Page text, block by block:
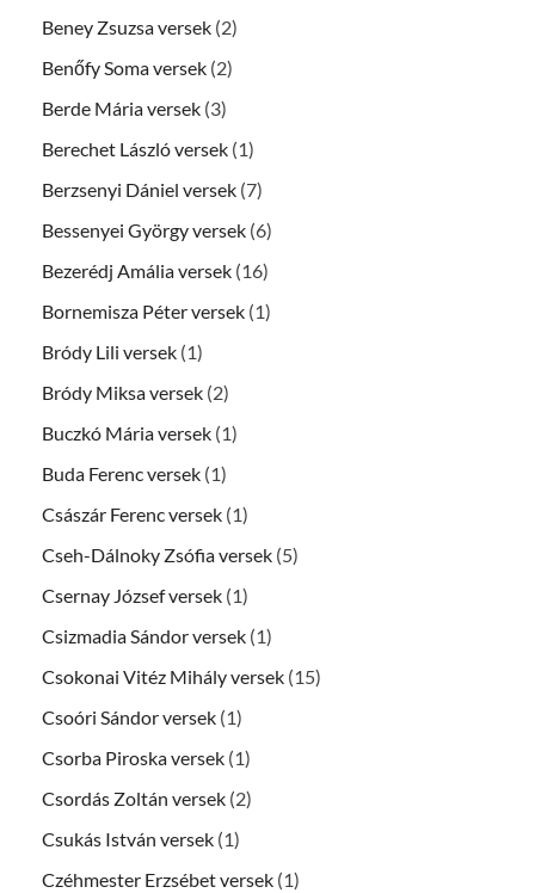
Beney Zsuzsa versek (2)
Benőfy Soma versek (2)
Berde Mária versek (3)
Berechet László versek (1)
Berzsenyi Dániel versek (7)
Bessenyei György versek (6)
Bezerédj Amália versek (16)
Bornemisza Péter versek (1)
Bródy Lili versek (1)
Bródy Miksa versek (2)
Buczkó Mária versek (1)
Buda Ferenc versek (1)
Császár Ferenc versek (1)
Cseh-Dálnoky Zsófia versek (5)
Csernay József versek (1)
Csizmadia Sándor versek (1)
Csokonai Vitéz Mihály versek (15)
Csoóri Sándor versek (1)
Csorba Piroska versek (1)
Csordás Zoltán versek (2)
Csukás István versek (1)
Czéhmester Erzsébet versek (1)